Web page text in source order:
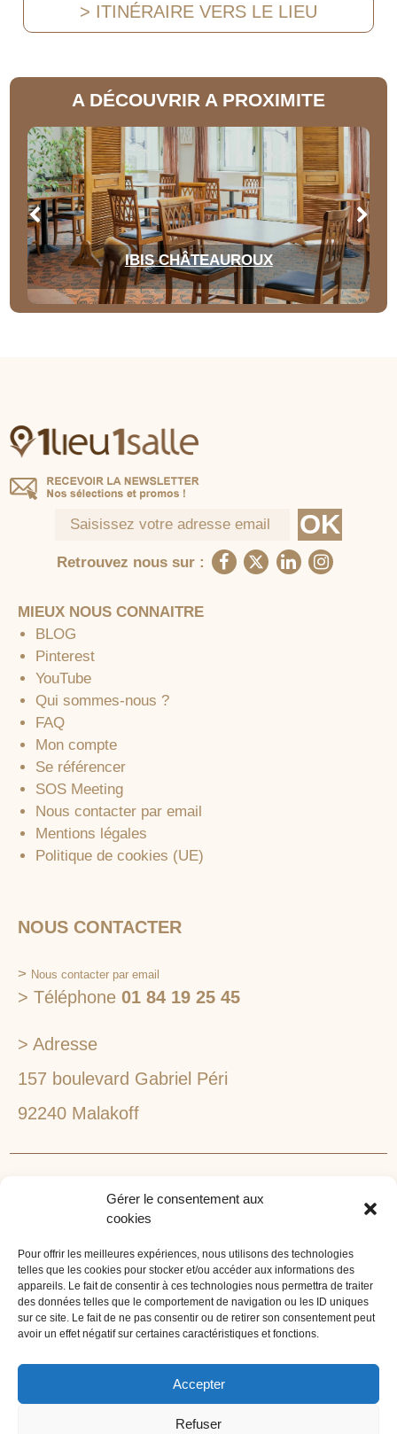
Gérer le consentement aux
cookies
Pour offrir les meilleures expériences, nous utilisons des technologies
telles que les cookies pour stocker et/ou accéder aux informations des
appareils. Le fait de consentir à ces technologies nous permettra de traiter
des données telles que le comportement de navigation ou les ID uniques
sur ce site. Le fait de ne pas consentir ou de retirer son consentement peut
avoir un effet négatif sur certaines caractéristiques et fonctions.
Accepter
Refuser
> ITINÉRAIRE VERS LE LIEU
A DÉCOUVRIR A PROXIMITE
IBIS CHÂTEAUROUX
Retrouvez nous sur :
MIEUX NOUS CONNAITRE
BLOG
Pinterest
YouTube
Qui sommes-nous ?
FAQ
Mon compte
Se référencer
SOS Meeting
Nous contacter par email
Mentions légales
Politique de cookies (UE)
NOUS CONTACTER
> Nous contacter par email
> Téléphone 01 84 19 25 45
> Adresse
157 boulevard Gabriel Péri
92240 Malakoff
1lieu1salle est spécialisé dans la recherche de lieux
événements d'entreprise. 1lieu1salle recherche
gratuitement pour vous, votre lieu de séminaire idéal :
château, domaine, hôtel, lieu atypique et dans
l'environnement que vous souhaitez, en ville, au vert, au
bord d'un lac ou de la mer.
ORGANISATION DE SÉMINAIRE CLÉ EN MAIN
1lieu1salle agence événementielle est spécialisée dans
l'organisation de séminaires sur mesure. Tous types